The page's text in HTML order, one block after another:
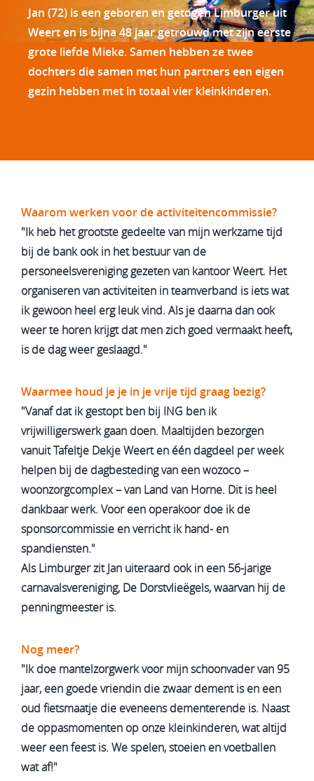
Jan (72) is een geboren en getogen Limburger uit
Weert en is bijna 48 jaar getrouwd met zijn eerste
grote liefde Mieke. Samen hebben ze twee
dochters die samen met hun partners een eigen
gezin hebben met in totaal vier kleinkinderen.
Waarom werken voor de activiteitencommissie?
"Ik heb het grootste gedeelte van mijn werkzame tijd
bij de bank ook in het bestuur van de
personeelsvereniging gezeten van kantoor Weert. Het
organiseren van activiteiten in teamverband is iets wat
ik gewoon heel erg leuk vind. Als je daarna dan ook
weer te horen krijgt dat men zich goed vermaakt heeft,
is de dag weer geslaagd."
Waarmee houd je je in je vrije tijd graag bezig?
"Vanaf dat ik gestopt ben bij ING ben ik
vrijwilligerswerk gaan doen. Maaltijden bezorgen
vanuit Tafeltje Dekje Weert en één dagdeel per week
helpen bij de dagbesteding van een wozoco –
woonzorgcomplex – van Land van Horne. Dit is heel
dankbaar werk. Voor een operakoor doe ik de
sponsorcommissie en verricht ik hand- en
spandiensten."
Als Limburger zit Jan uiteraard ook in een 56-jarige
carnavals­vereniging, De Dorstvlieëgels, waarvan hij de
penningmeester is.
Nog meer?
"Ik doe mantelzorgwerk voor mijn schoonvader van 95
jaar, een goede vriendin die zwaar dement is en een
oud fietsmaatje die eveneens dementerende is. Naast
de oppasmomenten op onze kleinkinderen, wat altijd
weer een feest is. We spelen, stoeien en voetballen
wat af!"